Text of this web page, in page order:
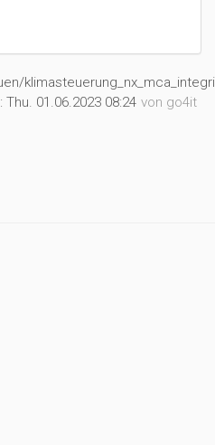
Thu. 01.06.2023 08:24 von go4it